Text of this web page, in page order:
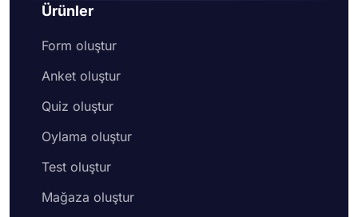
Ürünler
Form oluştur
Anket oluştur
Quiz oluştur
Oylama oluştur
Test oluştur
Mağaza oluştur